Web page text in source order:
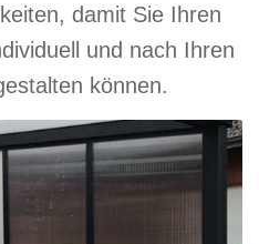
damit Sie Ihren
und nach Ihren
können.